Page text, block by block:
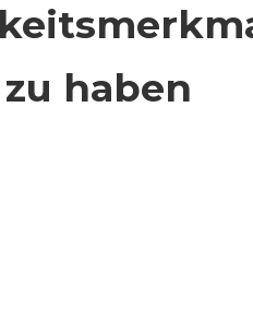
haben